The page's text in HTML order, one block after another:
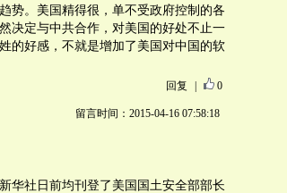
势。美国精得很，单不受政府控制的各
决定与中共合作，对美国的好处不止一
的好感，不就是增加了美国对中国的软
回复 0
留言时间：2015-04-16 07:58:18
华社日前均刊登了美国国土安全部部长